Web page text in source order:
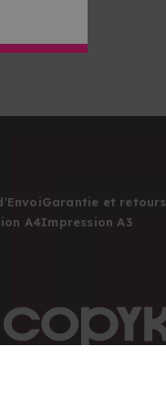
Garantie et retours
A4Impression A3